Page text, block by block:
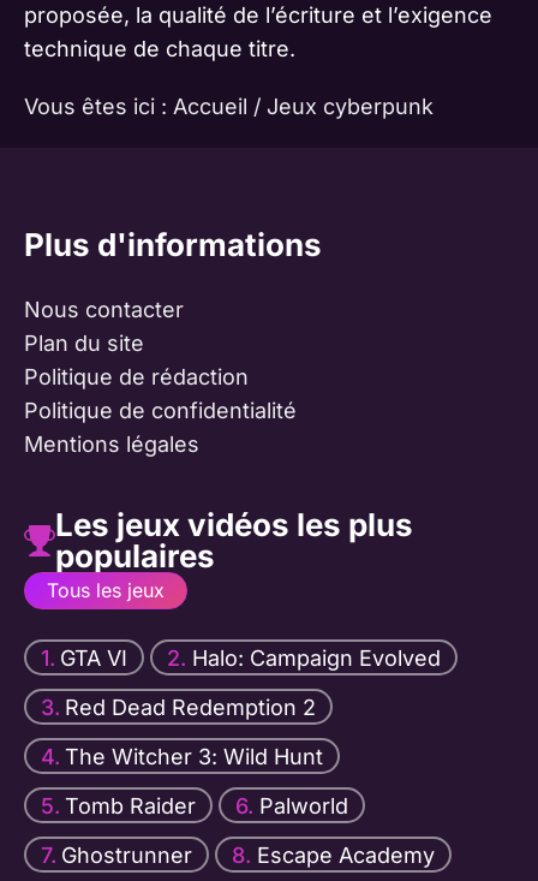
proposée, la qualité de l’écriture et l’exigence
technique de chaque titre.
Vous êtes ici : Accueil / Jeux cyberpunk
Plus d'informations
Nous contacter
Plan du site
Politique de rédaction
Politique de confidentialité
Mentions légales
Les jeux vidéos les plus
populaires
Tous les jeux
GTA VI
Halo: Campaign Evolved
Red Dead Redemption 2
The Witcher 3: Wild Hunt
Tomb Raider
Palworld
Ghostrunner
Escape Academy